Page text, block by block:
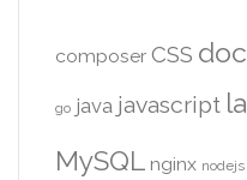
composer CSS
go java javascript
MySQL nginx nodejs